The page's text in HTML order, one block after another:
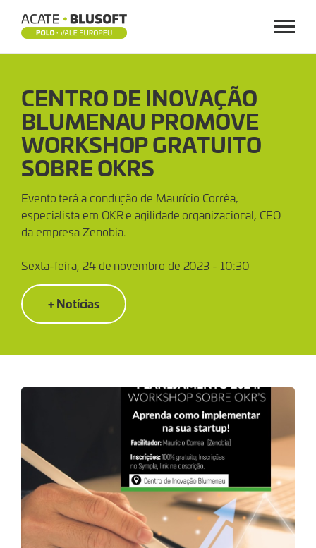
Menu
DE
INOVAÇÃO
BLUMENAU
PROMOVE
WORKSHOP
GRATUITO
SOBRE
CENTRO DE INOVAÇÃO
BLUMENAU PROMOVE
WORKSHOP GRATUITO
SOBRE OKRS
Evento terá a condução de Maurício Corrêa,
especialista em OKR e agilidade organizacional, CEO
da empresa Zenobia.
Sexta-feira, 24 de novembro de 2023 - 10:30
+ Notícias